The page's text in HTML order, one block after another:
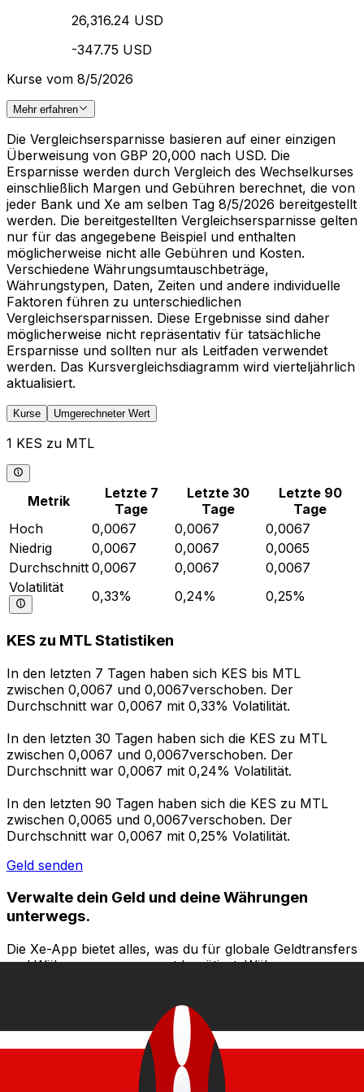
26,316.24 USD
-347.75 USD
Kurse vom 8/5/2026
Mehr erfahren
Die Vergleichsersparnisse basieren auf einer einzigen
Überweisung von GBP 20,000 nach USD. Die
Ersparnisse werden durch Vergleich des Wechselkurses
einschließlich Margen und Gebühren berechnet, die von
jeder Bank und Xe am selben Tag 8/5/2026 bereitgestellt
werden. Die bereitgestellten Vergleichsersparnisse gelten
nur für das angegebene Beispiel und enthalten
möglicherweise nicht alle Gebühren und Kosten.
Verschiedene Währungsumtauschbeträge,
Währungstypen, Daten, Zeiten und andere individuelle
Faktoren führen zu unterschiedlichen
Vergleichsersparnissen. Diese Ergebnisse sind daher
möglicherweise nicht repräsentativ für tatsächliche
Ersparnisse und sollten nur als Leitfaden verwendet
werden. Das Kursvergleichsdiagramm wird vierteljährlich
aktualisiert.
Kurse Umgerechneter Wert
1 KES zu MTL
Metrik
Letzte 7
Tage
Letzte 30
Tage
Letzte 90
Tage
Hoch
0,0067 0,0067
0,0067
Niedrig
0,0067 0,0067
0,0065
Durchschnitt 0,0067 0,0067
0,0067
Volatilität
0,33% 0,24% 0,25%
KES zu MTL Statistiken
In den letzten 7 Tagen haben sich KES bis MTL
zwischen 0,0067 und 0,0067verschoben. Der
Durchschnitt war 0,0067 mit 0,33% Volatilität.
In den letzten 30 Tagen haben sich die KES zu MTL
zwischen 0,0067 und 0,0067verschoben. Der
Durchschnitt war 0,0067 mit 0,24% Volatilität.
In den letzten 90 Tagen haben sich die KES zu MTL
zwischen 0,0065 und 0,0067verschoben. Der
Durchschnitt war 0,0067 mit 0,25% Volatilität.
Geld senden
Verwalte dein Geld und deine Währungen
unterwegs.
Die Xe-App bietet alles, was du für globale Geldtransfers
und Währungsmanagement benötigst. Währungen
Gebühren. Heute herunterladen!